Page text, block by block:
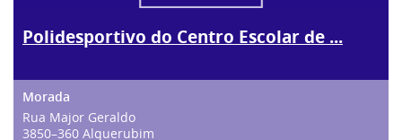
Polidesportivo do Centro Escolar de ...
Rua Major Geraldo
3850–360 Alquerubim